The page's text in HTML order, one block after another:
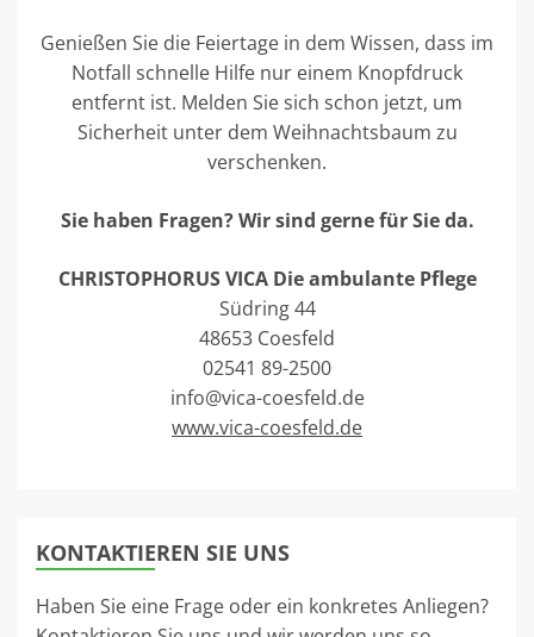
Genießen Sie die Feiertage in dem Wissen, dass im
Notfall schnelle Hilfe nur einem Knopfdruck
entfernt ist. Melden Sie sich schon jetzt, um
Sicherheit unter dem Weihnachtsbaum zu
verschenken.
Sie haben Fragen? Wir sind gerne für Sie da.
CHRISTOPHORUS VICA Die ambulante Pflege
Südring 44
48653 Coesfeld
02541 89-2500
info@vica-coesfeld.de
www.vica-coesfeld.de
KONTAKTIEREN SIE UNS
Haben Sie eine Frage oder ein konkretes Anliegen?